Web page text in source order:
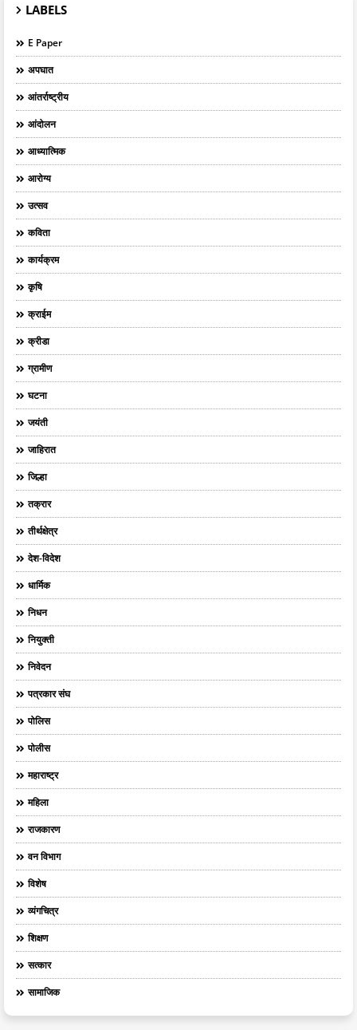
LABELS
E Paper
अपघात
आंतर्राष्ट्रीय
आंदोलन
आध्यात्मिक
आरोग्य
उत्सव
कविता
कार्यक्रम
कृषि
क्राईम
क्रीडा
ग्रामीण
घटना
जयंती
जाहिरात
जिल्हा
तक्रार
तीर्थक्षेत्र
देश-विदेश
धार्मिक
निधन
नियुक्ती
निवेदन
पत्रकार संघ
पोलिस
पोलीस
महाराष्ट्र
महिला
राजकारण
वन विभाग
विशेष
व्यंगचित्र
शिक्षण
सत्कार
सामाजिक